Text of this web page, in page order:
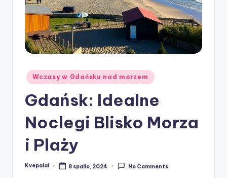
Posted
in
Wczasy w Gdańsku nad morzem
Gdańsk: Idealne
Noclegi Blisko Morza
i Plaży
Posted
Kvepalai 8 spalio, 2024 No Comments